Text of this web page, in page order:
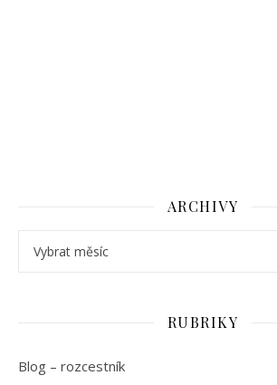
ARCHIVY
RUBRIKY
Blog – rozcestník